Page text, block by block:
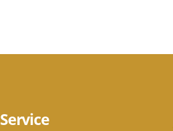
Service